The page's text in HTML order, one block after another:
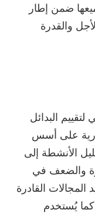
ضمن إطار
والقدرة
البدائل
على أسس
الأنشطة إلى
والضعف في
القادرة
يُستخدم